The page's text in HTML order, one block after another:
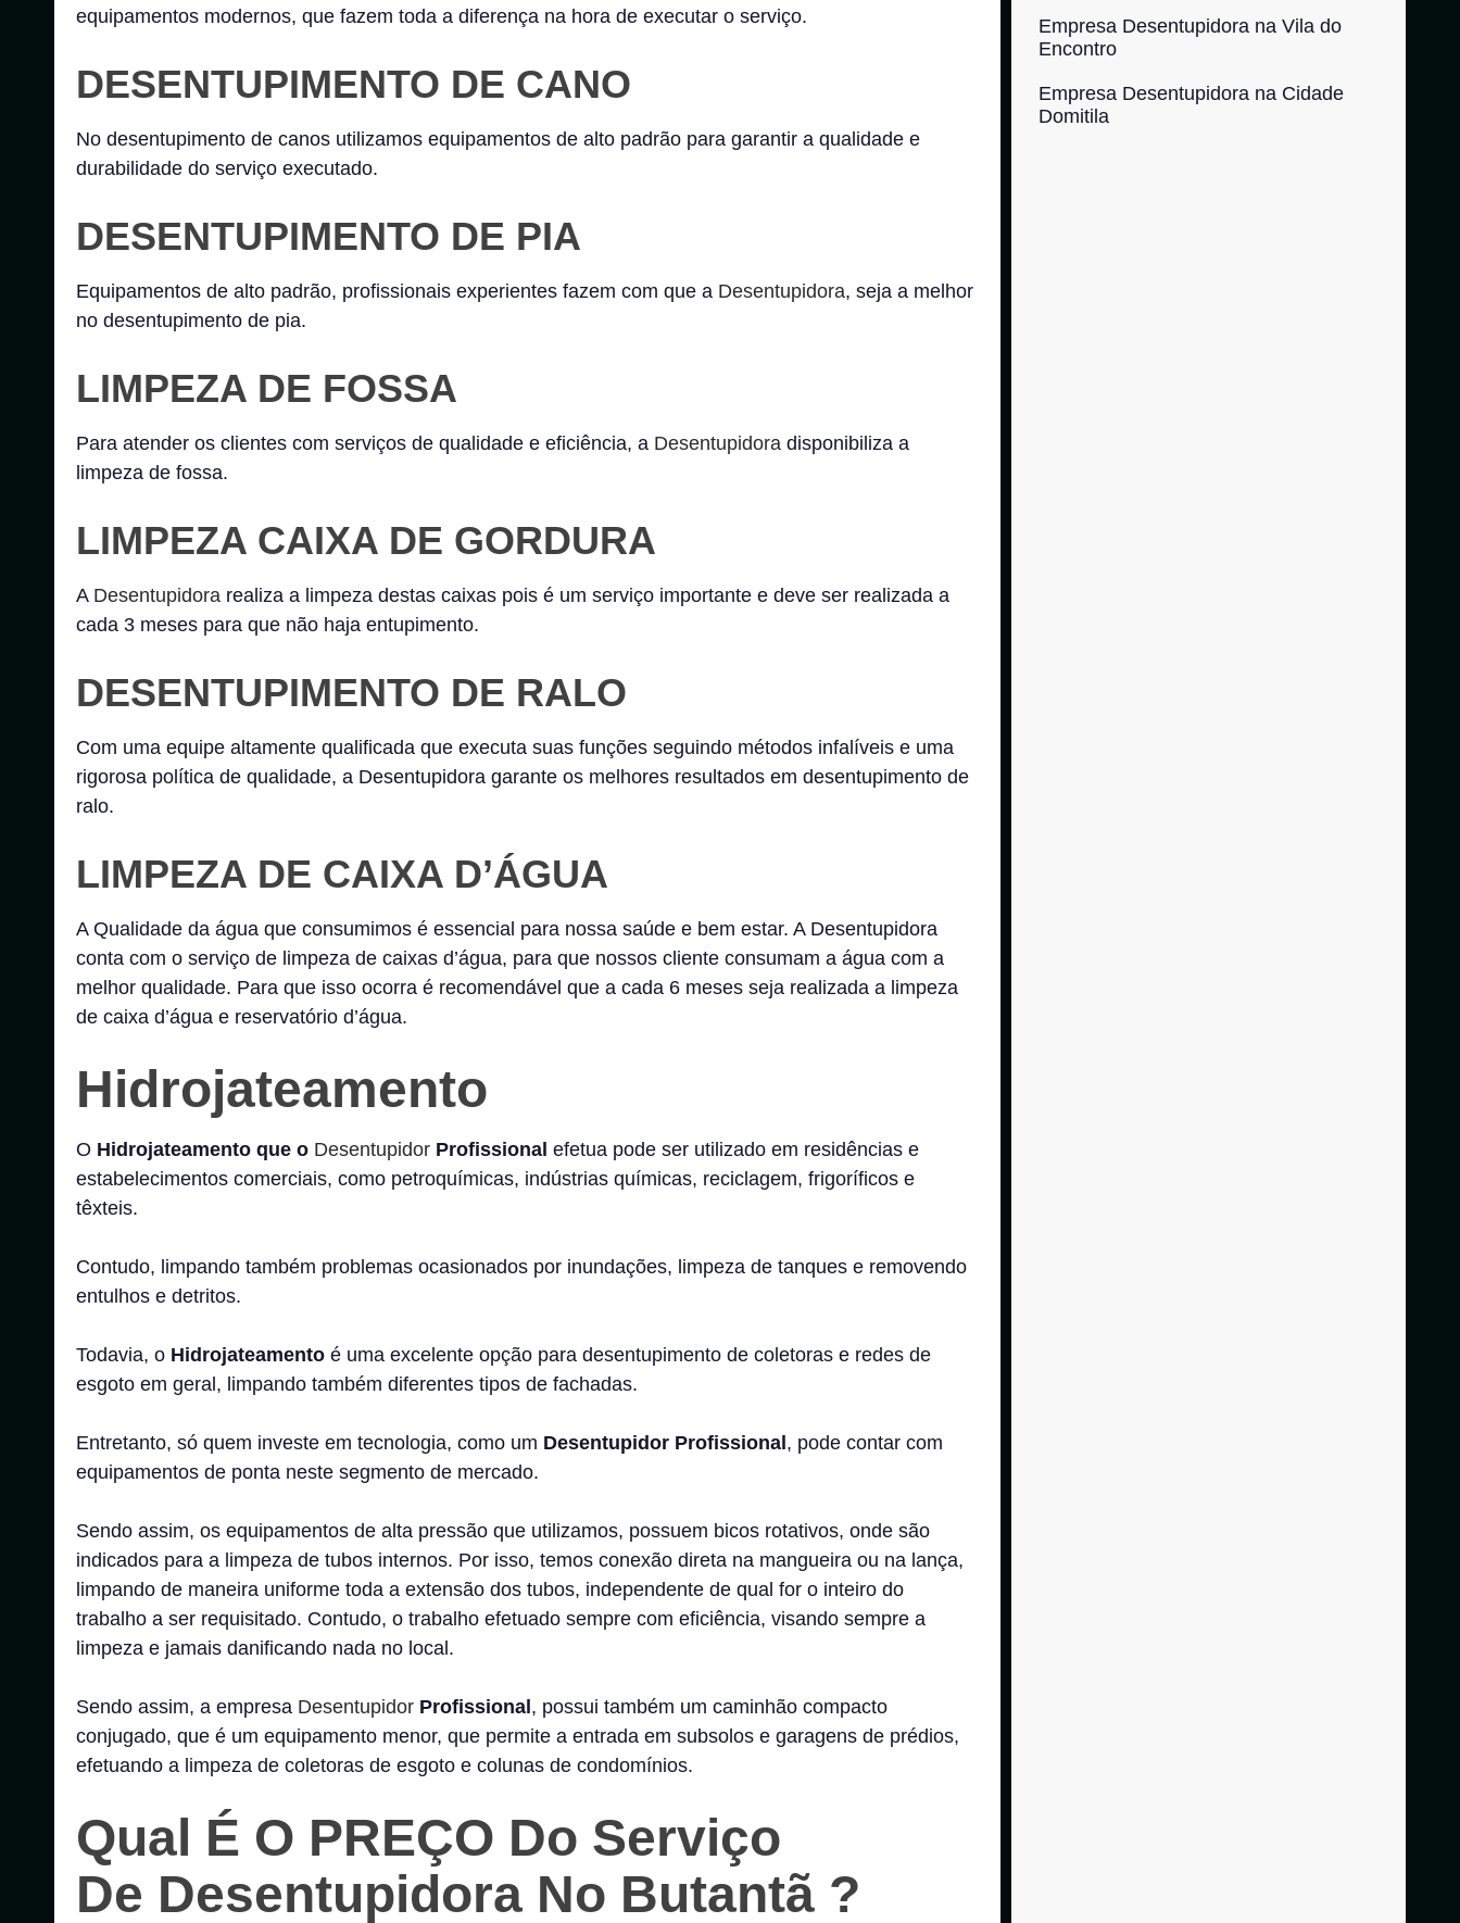
equipamentos modernos, que fazem toda a diferença na hora de executar o serviço.
DESENTUPIMENTO DE CANO
No desentupimento de canos utilizamos equipamentos de alto padrão para garantir a qualidade e
durabilidade do serviço executado.
DESENTUPIMENTO DE PIA
Equipamentos de alto padrão, profissionais experientes fazem com que a Desentupidora, seja a melhor
no desentupimento de pia.
LIMPEZA DE FOSSA
Para atender os clientes com serviços de qualidade e eficiência, a Desentupidora disponibiliza a
limpeza de fossa.
LIMPEZA CAIXA DE GORDURA
A Desentupidora realiza a limpeza destas caixas pois é um serviço importante e deve ser realizada a
cada 3 meses para que não haja entupimento.
DESENTUPIMENTO DE RALO
Com uma equipe altamente qualificada que executa suas funções seguindo métodos infalíveis e uma
rigorosa política de qualidade, a Desentupidora garante os melhores resultados em desentupimento de
ralo.
LIMPEZA DE CAIXA D’ÁGUA
A Qualidade da água que consumimos é essencial para nossa saúde e bem estar. A Desentupidora
conta com o serviço de limpeza de caixas d’água, para que nossos cliente consumam a água com a
melhor qualidade. Para que isso ocorra é recomendável que a cada 6 meses seja realizada a limpeza
de caixa d’água e reservatório d’água.
Hidrojateamento
O Hidrojateamento que o Desentupidor Profissional efetua pode ser utilizado em residências e
estabelecimentos comerciais, como petroquímicas, indústrias químicas, reciclagem, frigoríficos e
têxteis.
Contudo, limpando também problemas ocasionados por inundações, limpeza de tanques e removendo
entulhos e detritos.
Todavia, o Hidrojateamento é uma excelente opção para desentupimento de coletoras e redes de
esgoto em geral, limpando também diferentes tipos de fachadas.
Entretanto, só quem investe em tecnologia, como um Desentupidor Profissional , pode contar com
equipamentos de ponta neste segmento de mercado.
Sendo assim, os equipamentos de alta pressão que utilizamos, possuem bicos rotativos, onde são
indicados para a limpeza de tubos internos. Por isso, temos conexão direta na mangueira ou na lança,
limpando de maneira uniforme toda a extensão dos tubos, independente de qual for o inteiro do
trabalho a ser requisitado. Contudo, o trabalho efetuado sempre com eficiência, visando sempre a
limpeza e jamais danificando nada no local.
Sendo assim, a empresa Desentupidor Profissional , possui também um caminhão compacto
conjugado, que é um equipamento menor, que permite a entrada em subsolos e garagens de prédios,
efetuando a limpeza de coletoras de esgoto e colunas de condomínios.
Qual É O PREÇO Do Serviço
De Desentupidora No Butantã ?
Empresa Desentupidora na Vila do
Encontro
Empresa Desentupidora na Cidade
Domitila